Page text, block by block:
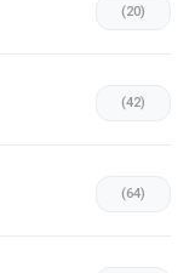
(20)
(42)
(64)